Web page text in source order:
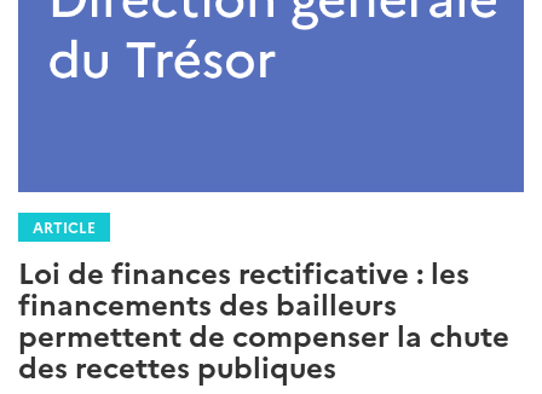
ARTICLE
Loi de finances rectificative : les
financements des bailleurs
permettent de compenser la chute
des recettes publiques